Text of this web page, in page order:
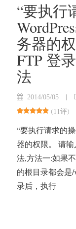
“要执行
务器的
FTP 登
法
2014/05/05 |
(11评)
“要执行请求的
器的权限。 请
法,方法一:如果
的根目录都会是/
录后，执行